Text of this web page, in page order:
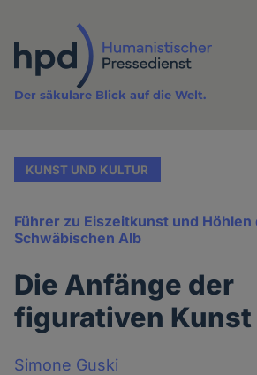
Inhalt
Der säkulare Blick auf die Welt.
KUNST UND KULTUR
Führer zu Eiszeitkunst und Höhlen
Schwäbischen Alb
Die Anfänge der
figurativen Kunst
Simone Guski